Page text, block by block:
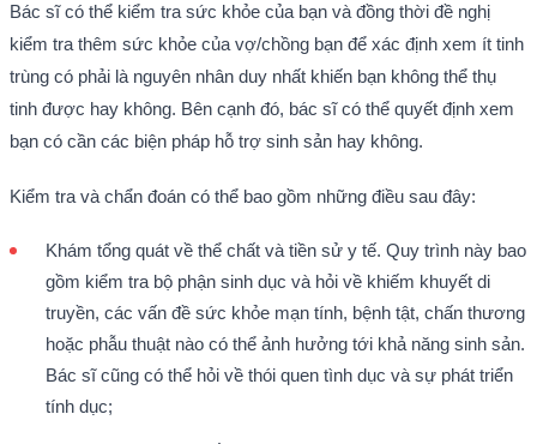
Bác sĩ có thể kiểm tra sức khỏe của bạn và đồng thời đề nghị
kiểm tra thêm sức khỏe của vợ/chồng bạn để xác định xem ít tinh
trùng có phải là nguyên nhân duy nhất khiến bạn không thể thụ
tinh được hay không. Bên cạnh đó, bác sĩ có thể quyết định xem
bạn có cần các biện pháp hỗ trợ sinh sản hay không.
Kiểm tra và chẩn đoán có thể bao gồm những điều sau đây:
Khám tổng quát về thể chất và tiền sử y tế. Quy trình này bao
gồm kiểm tra bộ phận sinh dục và hỏi về khiếm khuyết di
truyền, các vấn đề sức khỏe mạn tính, bệnh tật, chấn thương
hoặc phẫu thuật nào có thể ảnh hưởng tới khả năng sinh sản.
Bác sĩ cũng có thể hỏi về thói quen tình dục và sự phát triển
tính dục;